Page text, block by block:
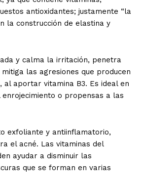
antioxidantes; justamente “la
la construcción de elastina y
y calma la irritación, penetra
las agresiones que producen
al aportar vitamina B3. Es ideal en
o propensas a las
exfoliante y antiinflamatorio,
el acné. Las vitaminas del
ayudar a disminuir las
que se forman en varias